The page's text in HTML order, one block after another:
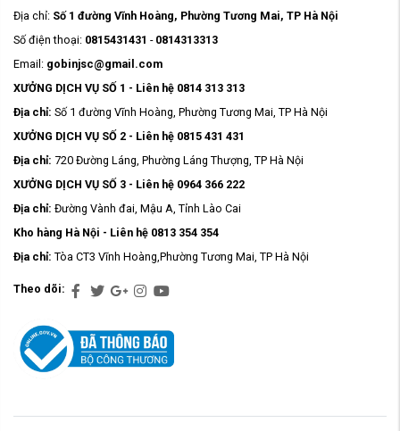
Địa chỉ: Số 1 đường Vĩnh Hoàng, Phường Tương Mai, TP Hà Nội
Số điện thoại: 0815431431 - 0814313313
Email: gobinjsc@gmail.com
XƯỞNG DỊCH VỤ SỐ 1 - Liên hệ 0814 313 313
Địa chỉ: Số 1 đường Vĩnh Hoàng, Phường Tương Mai, TP Hà Nội
XƯỞNG DỊCH VỤ SỐ 2 - Liên hệ 0815 431 431
Địa chỉ: 720 Đường Láng, Phường Láng Thượng, TP Hà Nội
XƯỞNG DỊCH VỤ SỐ 3 - Liên hệ 0964 366 222
Địa chỉ: Đường Vành đai, Mậu A, Tỉnh Lào Cai
Kho hàng Hà Nội - Liên hệ 0813 354 354
Địa chỉ: Tòa CT3 Vĩnh Hoàng,Phường Tương Mai, TP Hà Nội
Theo dõi: